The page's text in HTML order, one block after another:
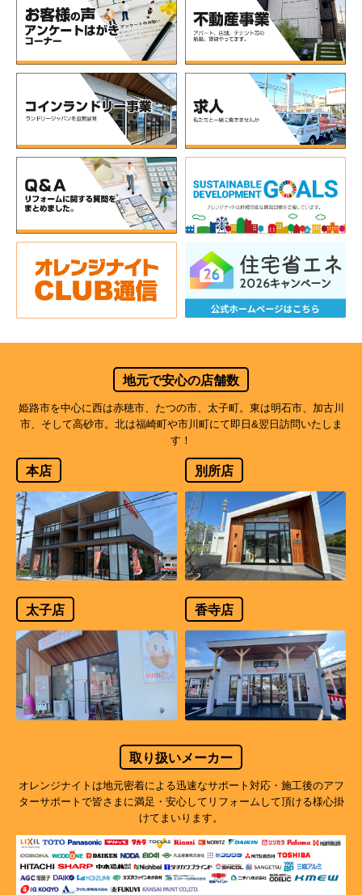
地元で安心の店舗数
姫路市を中心に西は赤穂市、たつの市、太子町。東は明石市、加古川
市、そして高砂市。北は福崎町や市川町にて即日&翌日訪問いたしま
す！
本店 別所店
太子店 香寺店
取り扱いメーカー
オレンジナイトは地元密着による迅速なサポート対応・施工後のアフ
ターサポートで皆さまに満足・安心してリフォームして頂ける様心掛
けてまいります。